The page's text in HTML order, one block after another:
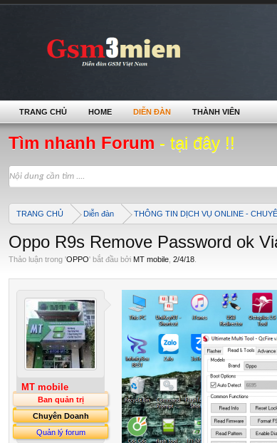
Tìm nhanh Forum - tại đây !!
TRANG CHỦ Diễn đàn THÔNG TIN DỊCH VỤ ONLINE -
Oppo R9s Remove Password ok
Thảo luận trong 'OPPO' bắt đầu bởi MT mobile 2/4/18
MT mobile
Ban quản trị
Chuyên Doanh
Quản lý forum
TRANG CHỦ HOME DIỄN ĐÀN THÀNH VIÊN